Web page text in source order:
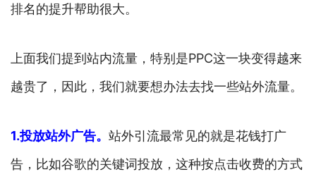
排名的提升帮助很大。
上面我们提到站内流量，特别是PPC这一块变得越来
越贵了，因此，我们就要想办法去找一些站外流量。
1.投放站外广告。 站外引流最常见的就是花钱打广
告，比如谷歌的关键词投放，这种按点击收费的方式